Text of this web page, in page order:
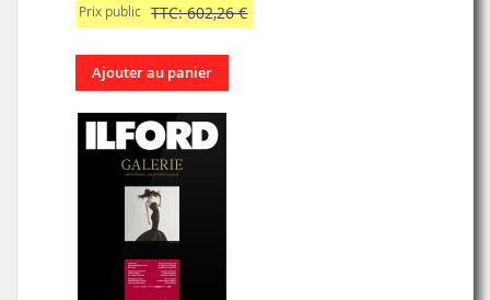
Prix public TTC: 602,26 €
Ajouter au panier